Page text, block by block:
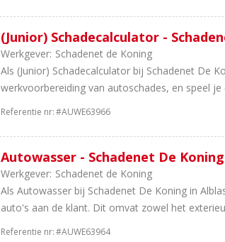
(Junior) Schadecalculator -
Werkgever: Schadenet de Koning
Als (Junior) Schadecalculator bij Schadenet De
werkvoorbereiding van autoschades, en speel
Referentie nr:#AUWE63966
Autowasser - Schadenet De
Werkgever: Schadenet de Koning
Als Autowasser bij Schadenet De Koning in
auto's aan de klant. Dit omvat zowel het
Referentie nr:#AUWE63964